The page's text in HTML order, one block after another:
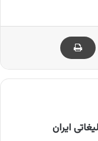
ایران